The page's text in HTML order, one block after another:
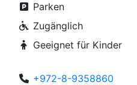
Parken
Zugänglich
Geeignet für Kinder
+972-8-9358860